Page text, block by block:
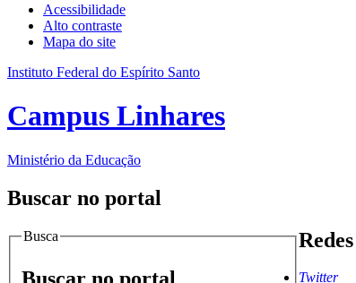
Acessibilidade
Alto contraste
Mapa do site
Instituto Federal do Espírito Santo
Campus Linhares
Ministério da Educação
Buscar no portal
Busca
Twitter